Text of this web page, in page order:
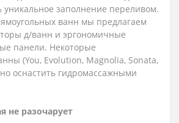
уникальное заполнение переливом.
ванн мы предлагаем
д/ванн и эргономичные
панели. Некоторые
(You, Evolution, Magnolia, Sonata,
оснастить гидромассажными
не разочарует